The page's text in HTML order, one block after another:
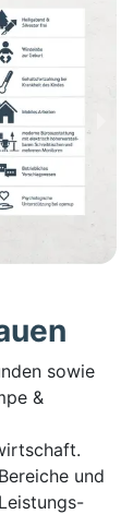
sowie
&
und